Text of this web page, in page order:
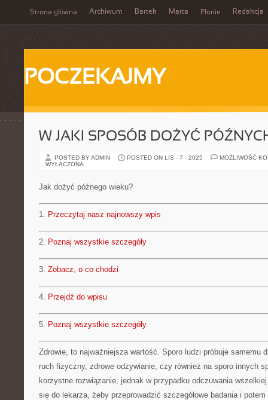
Strona główna Archiwum Bartek Marta Płonie Redakcja
POCZEKAJMY
W JAKI SPOSÓB DOŻYĆ
POSTED BY ADMIN POSTED ON LIS - 7 - 2025
MOŻLIWOŚĆ
WYŁĄCZONA
Jak dożyć późnego wieku?
1. Przeczytaj nasz najnowszy wpis
2. Poznaj wszystkie szczegóły
3. Zobacz, o co chodzi
4. Przejdź do wpisu
5. Poznaj wszystkie szczegóły
Zdrowie, to najważniejsza wartość. Sporo ludzi próbuje samemu
ruch fizyczny, zdrowe odżywianie, czy również na sporo innych
korzystne rozwiązanie, jednak w przypadku odczuwania
się do lekarza, żeby przeprowadzić szczegółowe badania i